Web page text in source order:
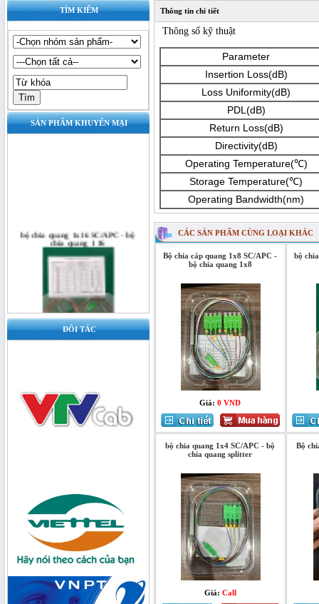
TÌM KIẾM
SẢN PHẨM KHUYẾN MẠI
chia quang 1 16
Bộ chia quang 1x4 SC/UPC - bộ chia
splitter
ĐÔI TÁC
Thông tin chi tiết
Thông số kỹ thuật
Parameter
Insertion Loss(dB)
Loss Uniformity(dB)
PDL(dB)
Return Loss(dB)
Directivity(dB)
Operating Temperature(℃)
Storage Temperature(℃)
Operating Bandwidth(nm)
CÁC SẢN PHẨM CÙNG LOẠI KHÁC
Bộ chia cáp quang 1x8 SC/APC -
bộ chia quang 1x8
Giá:0 VND
bộ
bộ chia quang 1x4 SC/APC - bộ
chia quang splitter
Giá: Call
Bộ